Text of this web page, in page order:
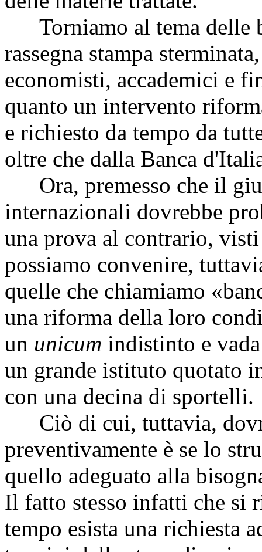
Torniamo al tema delle
rassegna stampa
economisti, accademici e
quanto un intervento
e richiesto da tempo da
oltre che dalla Banca
Ora, premesso che il
internazionali dovrebbe
una prova al contrario,
possiamo convenire,
quelle che chiamiamo
una riforma della loro
un unicum indistinto e
un grande istituto quotato
con una decina di sportelli.
Ciò di cui, tuttavia,
preventivamente è se lo
quello adeguato alla
Il fatto stesso infatti che si
tempo esista una richiesta